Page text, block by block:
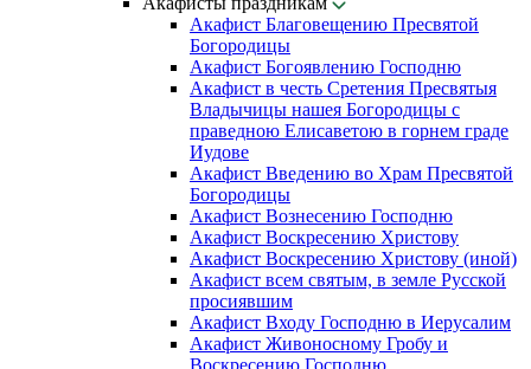
Акафист Благовещению Пресвятой
Богородицы
Акафист Богоявлению Господню
Акафист в честь Сретения Пресвятыя
Владычицы нашея Богородицы с
праведною Елисаветою в горнем граде
Иудове
Акафист Введению во Храм Пресвятой
Богородицы
Акафист Вознесению Господню
Акафист Воскресению Христову
Акафист Воскресению Христову (иной)
Акафист всем святым, в земле Русской
просиявшим
Акафист Входу Господню в Иерусалим
Акафист Живоносному Гробу и
Воскресению Господню